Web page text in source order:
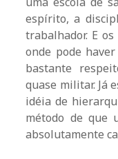
espírito, a
trabalhador. E
onde pode
bastante
quase militar. Já
idéia de
método de que
absolutamente